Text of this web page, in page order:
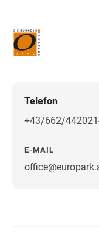
Telefon
+43/662/
E-MAIL